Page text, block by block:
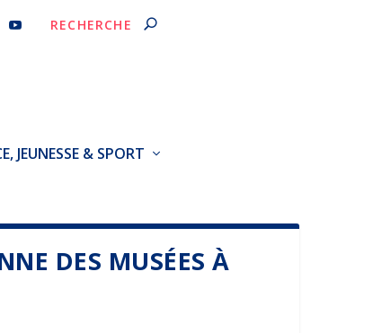
JEUNESSE & SPORT
DES MUSÉES À